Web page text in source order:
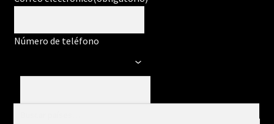
Número de teléfono